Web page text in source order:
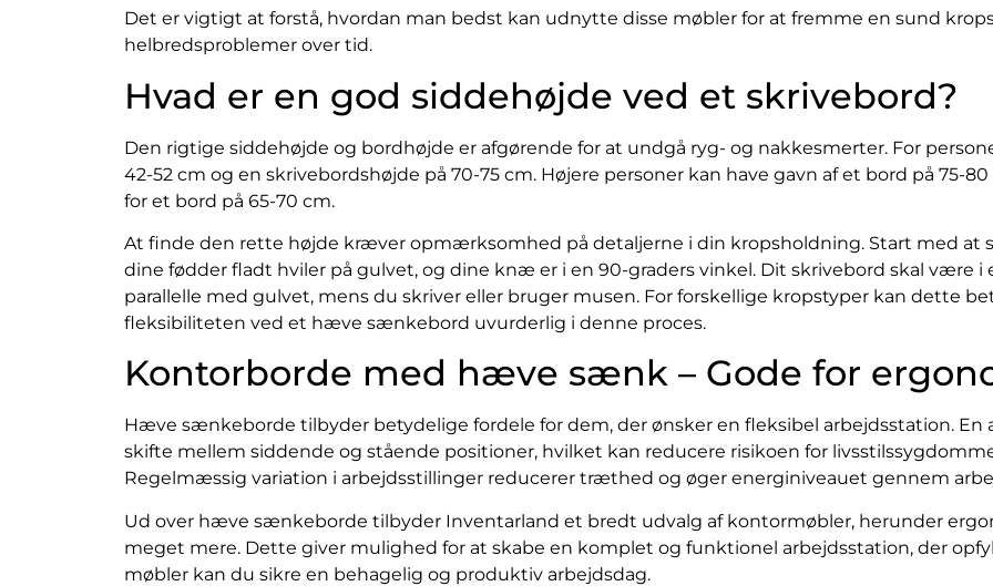
Det er vigtigt at forstå, hvordan man bedst kan udnytte disse møbler for at fremme en sund
helbredsproblemer over tid.
Hvad er en god siddehøjde ved et skrivebord?
Den rigtige siddehøjde og bordhøjde er afgørende for at undgå ryg- og nakkesmerter. For
42-52 cm og en skrivebordshøjde på 70-75 cm. Højere personer kan have gavn af et bord på 75-
for et bord på 65-70 cm.
At finde den rette højde kræver opmærksomhed på detaljerne i din kropsholdning. Start med at
dine fødder fladt hviler på gulvet, og dine knæ er i en 90-graders vinkel. Dit skrivebord skal være i
parallelle med gulvet, mens du skriver eller bruger musen. For forskellige kropstyper kan dette
fleksibiliteten ved et hæve sænkebord uvurderlig i denne proces.
Kontorborde med hæve sænk – Gode for
Hæve sænkeborde tilbyder betydelige fordele for dem, der ønsker en fleksibel arbejdsstation. En
skifte mellem siddende og stående positioner, hvilket kan reducere risikoen for
Regelmæssig variation i arbejdsstillinger reducerer træthed og øger energiniveauet gennem
Ud over hæve sænkeborde tilbyder Inventarland et bredt udvalg af kontormøbler, herunder
meget mere. Dette giver mulighed for at skabe en komplet og funktionel arbejdsstation, der
møbler kan du sikre en behagelig og produktiv arbejdsdag.